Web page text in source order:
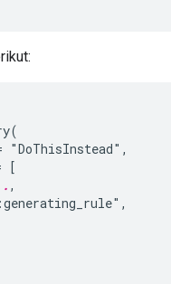
"DoThisInstead",
[
,